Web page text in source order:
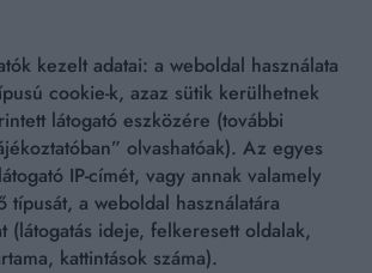
kezelt adatai: a weboldal használata
cookie-k, azaz sütik kerülhetnek
látogató eszközére (további
olvashatóak). Az egyes
IP-címét, vagy annak valamely
típusát, a weboldal használatára
(látogatás ideje, felkeresett oldalak,
kattintások száma).